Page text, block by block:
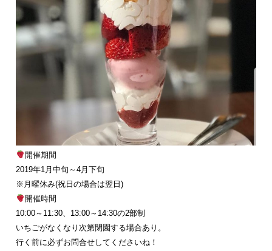
開催期間
2019年1月中旬～4月下旬
※月曜休み(祝日の場合は翌日)
開催時間
10:00～11:30、13:00～14:30の2部制
いちごがなくなり次第閉園する場合あり。
行く前に必ずお問合せしてくださいね！